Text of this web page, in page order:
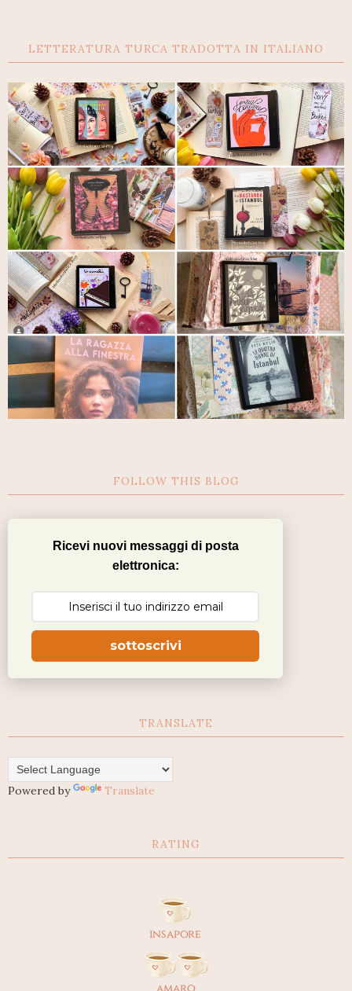
LETTERATURA TURCA TRADOTTA IN ITALIANO
FOLLOW THIS BLOG
Ricevi nuovi messaggi di posta
elettronica:
sottoscrivi
TRANSLATE
Powered by Translate
RATING